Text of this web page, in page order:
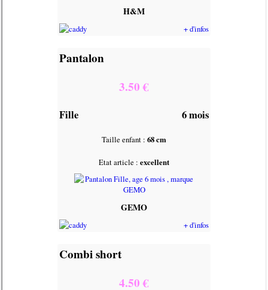
H&M
+ d'infos
Pantalon
3.50 €
Fille 6 mois
Taille enfant : 68 cm
Etat article : excellent
GEMO
+ d'infos
Combi short
4.50 €